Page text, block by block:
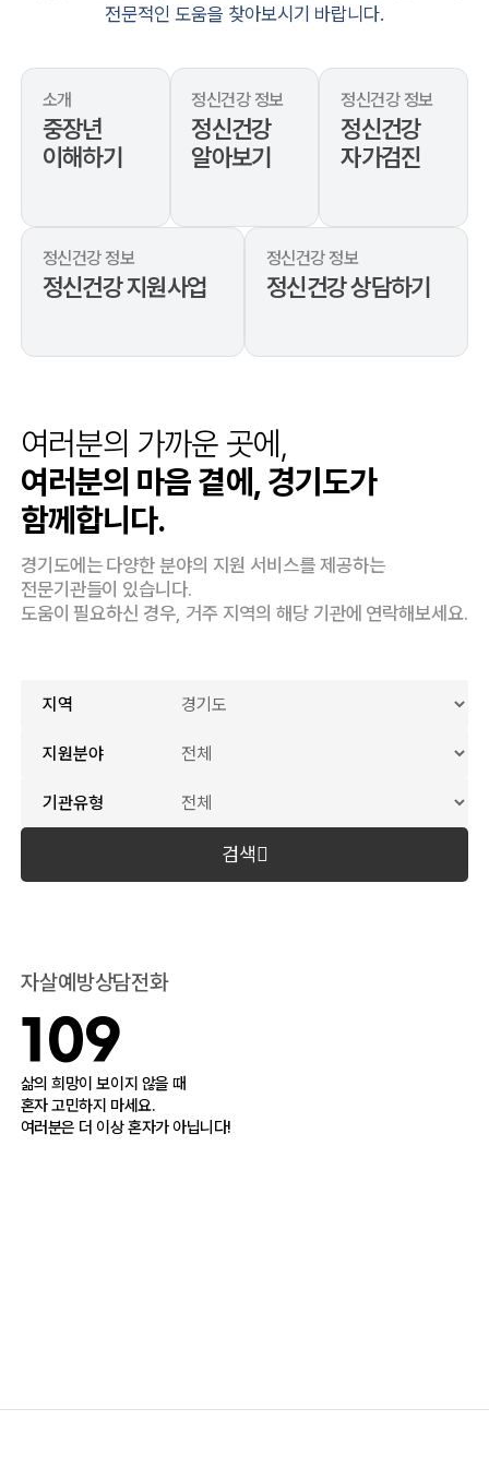
전문적인 도움을 찾아보시기 바랍니다.
소개
중장년
이해하기
정신건강 정보
정신건강
알아보기
정신건강 정보
정신건강
자가검진
정신건강 정보
정신건강 지원사업
정신건강 정보
정신건강 상담하기
여러분의 가까운 곳에,
여러분의 마음 곁에, 경기도가
함께합니다.
경기도에는 다양한 분야의 지원 서비스를 제공하는
전문기관들이 있습니다.
도움이 필요하신 경우, 거주 지역의 해당 기관에 연락해보세요.
지역
지원분야
기관유형
검색
자살예방상담전화
109
삶의 희망이 보이지 않을 때
혼자 고민하지 마세요.
여러분은 더 이상 혼자가 아닙니다!